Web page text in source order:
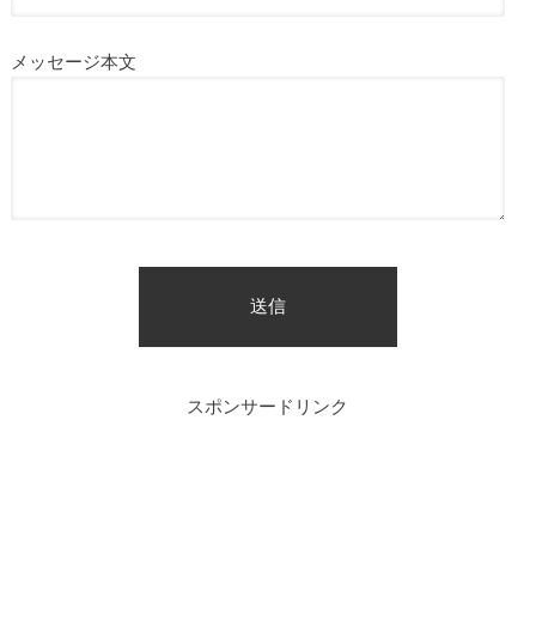
メッセージ本文
スポンサードリンク